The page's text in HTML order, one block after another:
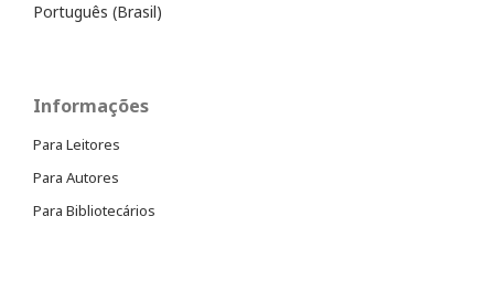
Português (Brasil)
Informações
Para Leitores
Para Autores
Para Bibliotecários